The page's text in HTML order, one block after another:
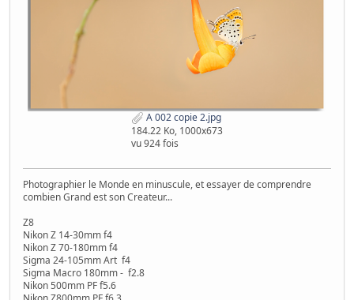
A 002 copie 2.jpg
184.22 Ko, 1000x673
vu 924 fois
Photographier le Monde en minuscule, et essayer de comprendre
combien Grand est son Createur...
Z8
Nikon Z 14-30mm f4
Nikon Z 70-180mm f4
Sigma 24-105mm Art f4
Sigma Macro 180mm - f2.8
Nikon 500mm PF f5.6